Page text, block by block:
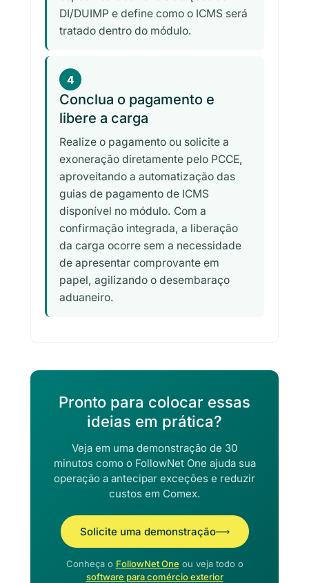
DI/DUIMP e define como o ICMS será
tratado dentro do módulo.
4
Conclua o pagamento e
libere a carga
Realize o pagamento ou solicite a
exoneração diretamente pelo PCCE,
aproveitando a automatização das
guias de pagamento de ICMS
disponível no módulo. Com a
confirmação integrada, a liberação
da carga ocorre sem a necessidade
de apresentar comprovante em
papel, agilizando o desembaraço
aduaneiro.
Pronto para colocar essas
ideias em prática?
Veja em uma demonstração de 30
minutos como o FollowNet One ajuda sua
operação a antecipar exceções e reduzir
custos em Comex.
Solicite uma demonstração
Conheça o FollowNet One ou veja todo o
software para comércio exterior